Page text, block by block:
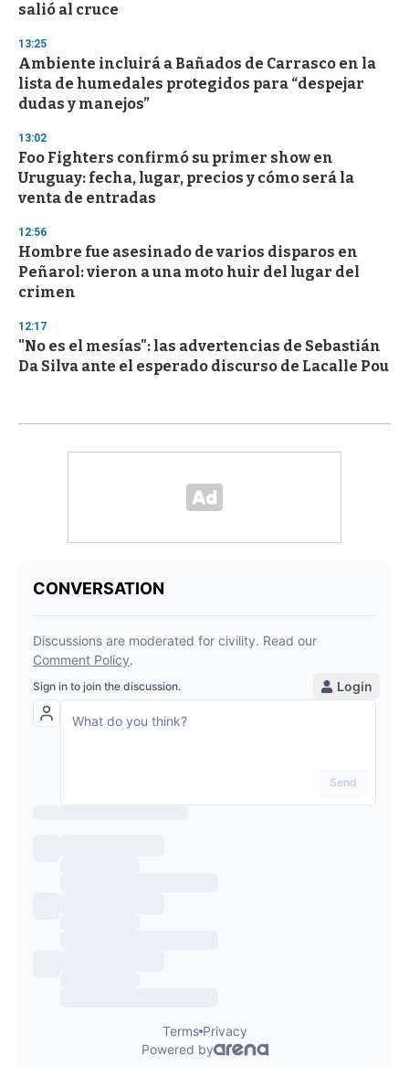
salió al cruce
13:25
Ambiente incluirá a Bañados de Carrasco en la
lista de humedales protegidos para “despejar
dudas y manejos”
13:02
Foo Fighters confirmó su primer show en
Uruguay: fecha, lugar, precios y cómo será la
venta de entradas
12:56
Hombre fue asesinado de varios disparos en
Peñarol: vieron a una moto huir del lugar del
crimen
12:17
"No es el mesías": las advertencias de Sebastián
Da Silva ante el esperado discurso de Lacalle Pou